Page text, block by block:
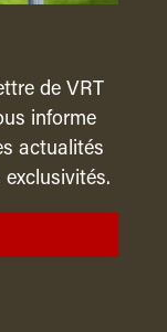
de VRT
informe
actualités